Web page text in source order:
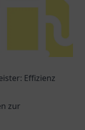
Effizienz
zur